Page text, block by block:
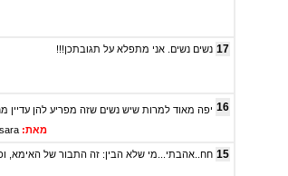
נשים נשים. אני מתפלא על תגובתכן!!! 17
יפה מאוד למרות שיש נשים שזה מפריע להן עדיין 16
מאת: sara
חח..אהבתי...מי שלא הבין: זה התבור של האימא, 15